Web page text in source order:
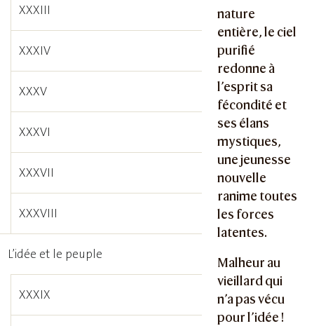
nature
entière, le ciel
purifié
redonne à
l’esprit sa
fécondité et
ses élans
mystiques,
une jeunesse
nouvelle
ranime toutes
les forces
latentes.
Malheur au
vieillard qui
n’a pas vécu
pour l’idée !
XXXIII
XXXIV
XXXV
XXXVI
XXXVII
XXXVIII
L’idée et le peuple
XXXIX